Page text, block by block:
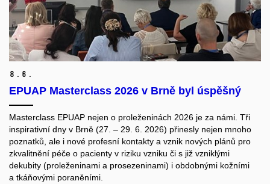
8. 6.
EPUAP Masterclass 2026 v Brně byl úspěšný
Masterclass EPUAP nejen o proleženinách 2026 je za námi. Tři
inspirativní dny v Brně (27. – 29. 6. 2026) přinesly nejen mnoho
poznatků, ale i nové profesní kontakty a vznik nových plánů pro
zkvalitnění péče o pacienty v riziku vzniku či s již vzniklými
dekubity (proleženinami a prosezeninami) i obdobnými kožními
a tkáňovými poraněními.